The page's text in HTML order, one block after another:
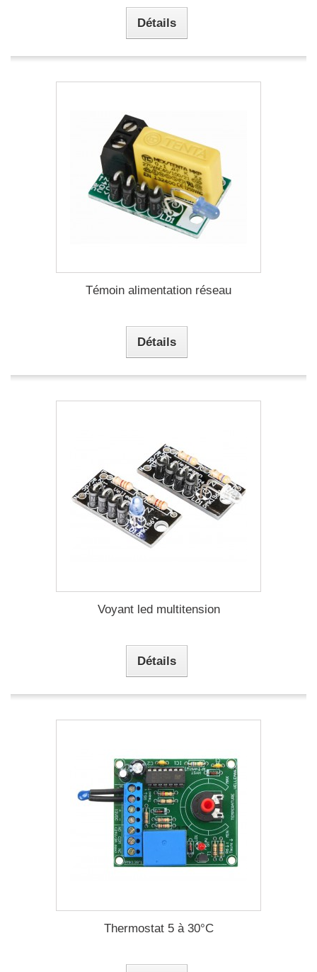
Détails
Témoin alimentation réseau
Détails
Voyant led multitension
Détails
Thermostat 5 à 30°C